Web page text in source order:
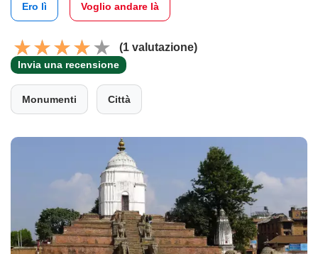
Ero lì Voglio andare là
(1 valutazione)
Invia una recensione
Monumenti Città